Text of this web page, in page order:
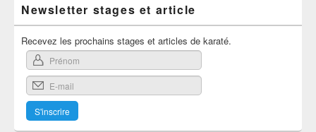
Newsletter stages et article
Recevez les prochains stages et articles de karaté.